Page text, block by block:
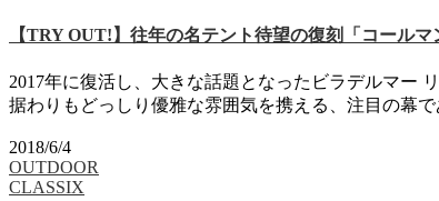
【TRY OUT!】往年の名テント待望の復刻「コールマ
2017年に復活し、大きな話題となったビラデルマー
据わりもどっしり優雅な雰囲気を携える、注目の幕
2018/6/4
OUTDOOR
CLASSIX